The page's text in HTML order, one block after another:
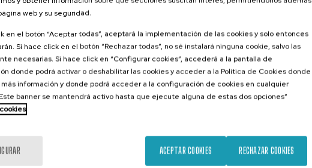
reciclar, repensar
and planning
Resiliencia y redundancia
Edificios, ciudades, paisajes
Tecnología, monitorización, privacidad
Digitalización y proceso circular
empresarial
web y su seguridad.
en el botón “Aceptar todas”, aceptará la implementación de las cookies y solo entonces
Si hace click en el botón “Rechazar todas”, no sé instalará ninguna cookie, salvo las
necesarias. Si hace click en “Configurar cookies”, accederá a la pantalla de
donde podrá activar o deshabilitar las cookies y acceder a la Política de Cookies donde
información y donde podrá acceder a la configuración de cookies en cualquier
banner se mantendrá activo hasta que ejecute alguna de estas dos opciones”
RECHAZAR COOKIES
ACEPTAR COOKIES